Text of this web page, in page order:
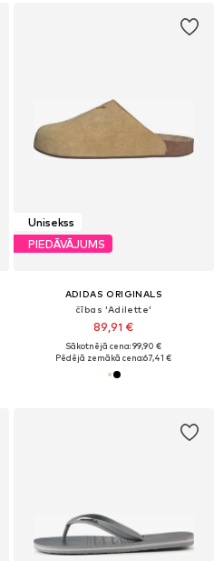
Unisekss
PIEDĀVĀJUMS
ADIDAS ORIGINALS
čības 'Adilette'
89,91 €
Sākotnējā cena: 99,90 €
Pēdējā zemākā cena:67,41 €